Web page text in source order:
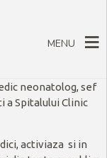
MENU
Universitatii de
in anul 1998.
neonatolog, sef
a Spitalului Clinic
activiaza si in